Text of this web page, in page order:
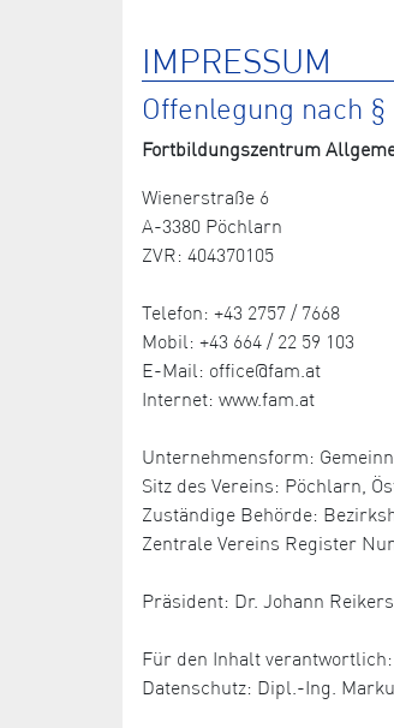
IMPRESSUM
Offenlegung nach
Fortbildungszentrum
Wienerstraße 6
A-3380 Pöchlarn
ZVR: 404370105
Telefon: +43 2757 / 7668
Mobil: +43 664 / 22 59 103
E-Mail: office@fam.at
Internet: www.fam.at
Unternehmensform:
Sitz des Vereins: Pöchlarn,
Zuständige Behörde:
Zentrale Vereins Register
Präsident: Dr. Johann
Für den Inhalt
Datenschutz: Dipl.-Ing.